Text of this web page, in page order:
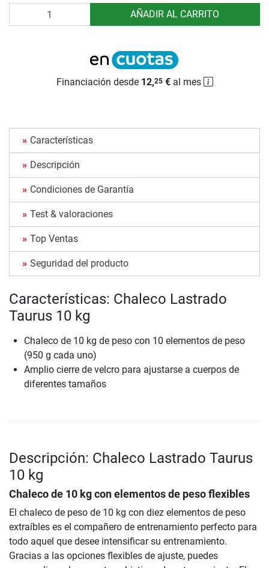
AÑADIR AL CARRITO
Financiación desde 12,25€al mes
Características
Descripción
Condiciones de Garantía
Test & valoraciones
Top Ventas
Seguridad del producto
Características: Chaleco Lastrado
Taurus 10 kg
Chaleco de 10 kg de peso con 10 elementos de peso
(950 g cada uno)
Amplio cierre de velcro para ajustarse a cuerpos de
diferentes tamaños
Descripción: Chaleco Lastrado Taurus
10 kg
Chaleco de 10 kg con elementos de peso flexibles
El chaleco de peso de 10 kg con diez elementos de peso
extraíbles es el compañero de entrenamiento perfecto para
todo aquel que desee intensificar su entrenamiento.
Gracias a las opciones flexibles de ajuste, puedes